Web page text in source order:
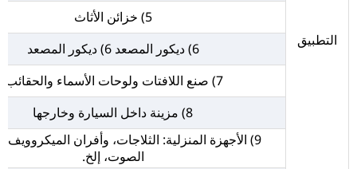
التطبيق
5) خزائن الأثاث
6) ديكور المصعد 6) ديكور المصعد
7) صنع اللافتات ولوحات الأسماء والحقائب.
8) مزينة داخل السيارة وخارجها
9) الأجهزة المنزلية: الثلاجات، وأفران
الصوت، إلخ.